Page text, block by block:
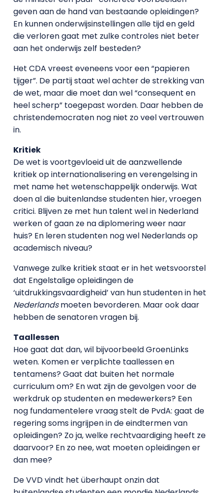
geven aan de hand van bestaande opleidingen?
En kunnen onderwijsinstellingen alle tijd en geld
die verloren gaat met zulke controles niet beter
aan het onderwijs zelf besteden?
Het CDA vreest eveneens voor een “papieren
tijger”. De partij staat wel achter de strekking van
de wet, maar die moet dan wel “consequent en
heel scherp” toegepast worden. Daar hebben de
christendemocraten nog niet zo veel vertrouwen
in.
Kritiek
De wet is voortgevloeid uit de aanzwellende
kritiek op internationalisering en verengelsing in
met name het wetenschappelijk onderwijs. Wat
doen al die buitenlandse studenten hier, vroegen
critici. Blijven ze met hun talent wel in Nederland
werken of gaan ze na diplomering weer naar
huis? En leren studenten nog wel Nederlands op
academisch niveau?
Vanwege zulke kritiek staat er in het wetsvoorstel
dat Engelstalige opleidingen de
‘uitdrukkingsvaardigheid’ van hun studenten in het
Nederlandsmoeten bevorderen. Maar ook daar
hebben de senatoren vragen bij.
Taallessen
Hoe gaat dat dan, wil bijvoorbeeld GroenLinks
weten. Komen er verplichte taallessen en
tentamens? Gaat dat buiten het normale
curriculum om? En wat zijn de gevolgen voor de
werkdruk op studenten en medewerkers? Een
nog fundamentelere vraag stelt de PvdA: gaat de
regering soms ingrijpen in de eindtermen van
opleidingen? Zo ja, welke rechtvaardiging heeft ze
daarvoor? En zo nee, wat moeten opleidingen er
dan mee?
De VVD vindt het überhaupt onzin dat